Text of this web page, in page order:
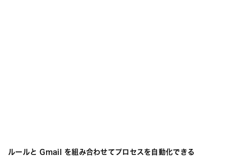
ルールと Gmail を組み合わせてプロセスを自動化できる